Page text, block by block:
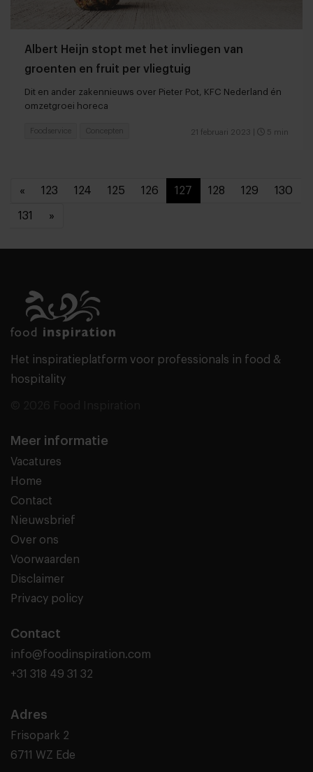
Albert Heijn stopt met het invliegen van
groenten en fruit per vliegtuig
Dit en ander zakennieuws over Pieter Pot, KFC Nederland én
omzetgroei horeca
21 februari 2023 5 min
Foodservice Concepten
« 123 124 125 126 127 128 129 130
131 »
Het inspiratieplatform voor professionals in food &
hospitality
Meer informatie
Vacatures
Home
Contact
Nieuwsbrief
Over ons
Voorwaarden
Disclaimer
Privacy policy
Contact
info@foodinspiration.com
+31 318 49 31 32
Adres
Frisopark 2
6711 WZ Ede